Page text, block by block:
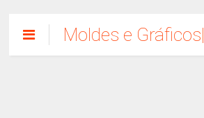
Moldes e Gráficos|
Como Fazer